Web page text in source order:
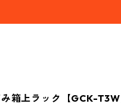
箱上ラック【GCK-T3W